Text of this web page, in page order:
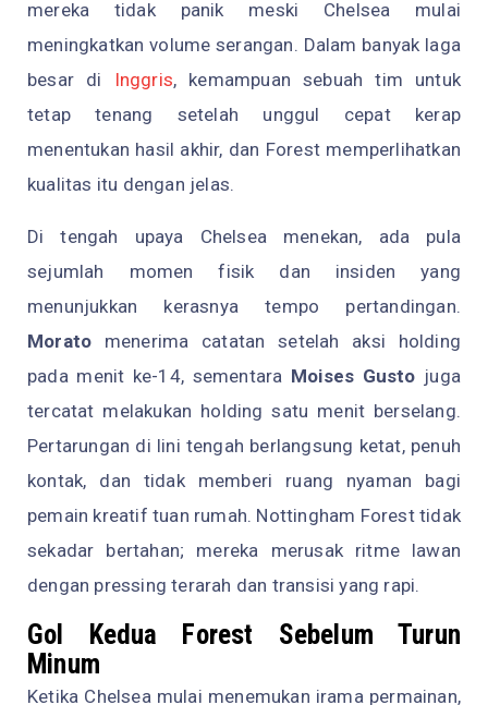
mereka tidak panik meski Chelsea mulai
meningkatkan volume serangan. Dalam banyak laga
besar di
Inggris, kemampuan sebuah tim untuk
tetap tenang setelah unggul cepat kerap
menentukan hasil akhir, dan Forest memperlihatkan
kualitas itu dengan jelas.
Di tengah upaya Chelsea menekan, ada pula
sejumlah momen fisik dan insiden yang
menunjukkan kerasnya tempo pertandingan.
Morato menerima catatan setelah aksi holding
pada menit ke-14, sementara Moises Gusto juga
tercatat melakukan holding satu menit berselang.
Pertarungan di lini tengah berlangsung ketat, penuh
kontak, dan tidak memberi ruang nyaman bagi
pemain kreatif tuan rumah. Nottingham Forest tidak
sekadar bertahan; mereka merusak ritme lawan
dengan pressing terarah dan transisi yang rapi.
Gol Kedua Forest Sebelum Turun
Minum
Ketika Chelsea mulai menemukan irama permainan,